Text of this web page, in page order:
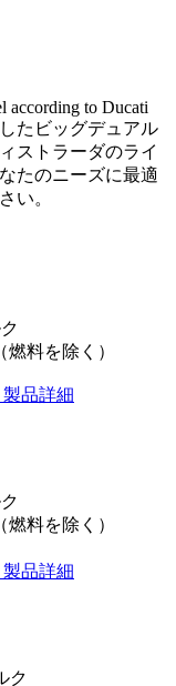
according to Ducati
たビッグデュアル
ストラーダのライ
たのニーズに最適
い。
料を除く）
製品詳細
料を除く）
製品詳細
ク